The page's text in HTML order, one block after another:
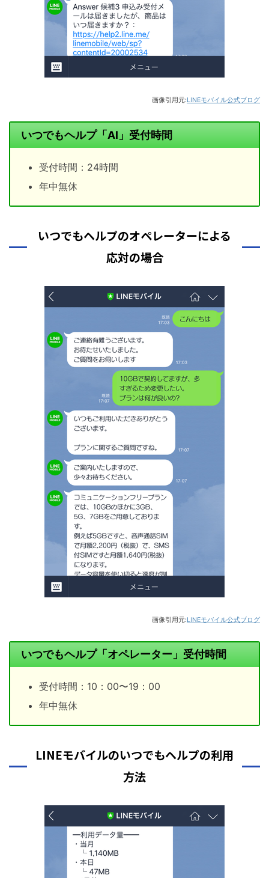
画像引用元:LINEモバイル公式ブログ
いつでもヘルプ「AI」受付時間
受付時間：24時間
年中無休
いつでもヘルプのオペレーターによる
応対の場合
画像引用元:LINEモバイル公式ブログ
いつでもヘルプ「オペレーター」受付時間
受付時間：10：00〜19：00
年中無休
LINEモバイルのいつでもヘルプの利用
方法